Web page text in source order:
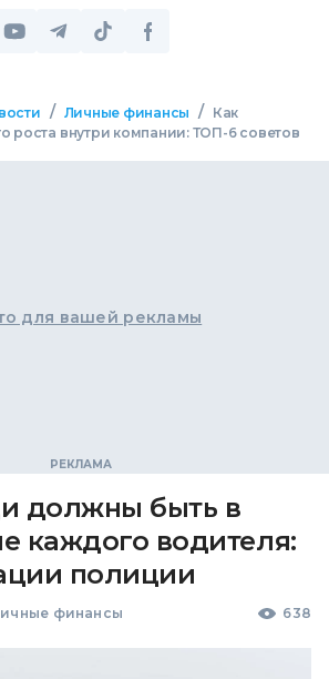
/ Личные финансы /
Как
роста внутри компании: ТОП-6 советов
для вашей рекламы
должны быть в
каждого водителя:
полиции
финансы 638